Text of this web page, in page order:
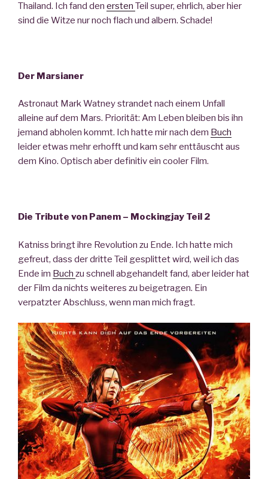
Thailand. Ich fand den ersten Teil super, ehrlich, aber hier
sind die Witze nur noch flach und albern. Schade!
Der Marsianer
Astronaut Mark Watney strandet nach einem Unfall
alleine auf dem Mars. Priorität: Am Leben bleiben bis ihn
jemand abholen kommt. Ich hatte mir nach dem Buch
leider etwas mehr erhofft und kam sehr enttäuscht aus
dem Kino. Optisch aber definitiv ein cooler Film.
Die Tribute von Panem – Mockingjay Teil 2
Katniss bringt ihre Revolution zu Ende. Ich hatte mich
gefreut, dass der dritte Teil gesplittet wird, weil ich das
Ende im Buch zu schnell abgehandelt fand, aber leider hat
der Film da nichts weiteres zu beigetragen. Ein
verpatzter Abschluss, wenn man mich fragt.